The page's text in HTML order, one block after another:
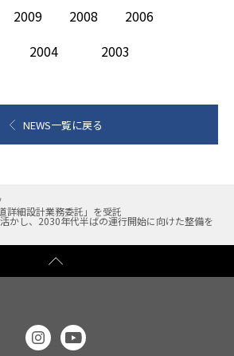
2009 2008
2006
2004 2003
NEWS一覧に戻る
詳細設計業務委託」を受託
かし、2030年代半ばの運行開始に向けた整備を